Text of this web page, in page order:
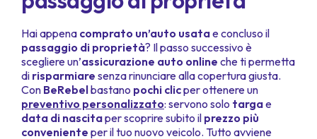
Hai appena comprato un’auto usatae concluso il
passaggio di proprietà? Il passo successivo è
scegliere un’assicurazione auto online che ti permetta
di risparmiare senza rinunciare alla copertura giusta.
Con BeRebelbastano pochi clicper ottenere un
preventivo personalizzato: servono solo targae
data di nascitaper scoprire subito il prezzo più
conveniente per il tuo nuovo veicolo. Tutto avviene